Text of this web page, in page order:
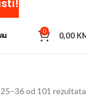
0 0,00
25–36 od 101 rezultata